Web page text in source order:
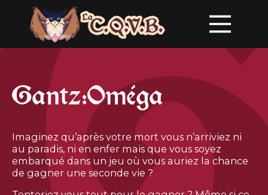
Gantz:Oméga
Imaginez qu’après votre mort vous n’arriviez ni
au paradis, ni en enfer mais que vous soyez
embarqué dans un jeu où vous auriez la chance
de gagner une seconde vie ?